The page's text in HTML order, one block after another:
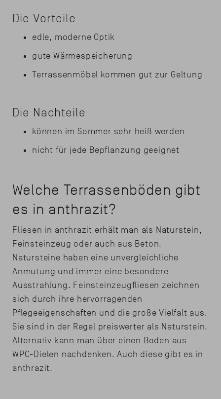
Die Vorteile
edle, moderne Optik
gute Wärmespeicherung
Terrassenmöbel kommen gut zur Geltung
Die Nachteile
können im Sommer sehr heiß werden
nicht für jede Bepflanzung geeignet
Welche Terrassenböden gibt
es in anthrazit?
Fliesen in anthrazit erhält man als Naturstein,
Feinsteinzeug oder auch aus Beton.
Natursteine haben eine unvergleichliche
Anmutung und immer eine besondere
Ausstrahlung. Feinsteinzeugfliesen zeichnen
sich durch ihre hervorragenden
Pflegeeigenschaften und die große Vielfalt aus.
Sie sind in der Regel preiswerter als Naturstein.
Alternativ kann man über einen Boden aus
WPC-Dielen nachdenken. Auch diese gibt es in
anthrazit.